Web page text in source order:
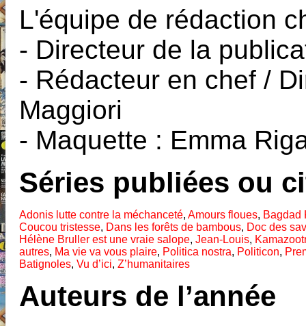
L'équipe de rédaction
- Directeur de la
- Rédacteur en chef /
Maggiori
- Maquette : Emma
Séries publiées ou
Adonis lutte contre la méchanceté, Amours floues, Bagdad
Coucou tristesse, Dans les forêts de bambous, Doc des
Hélène Bruller est une vraie salope, Jean-Louis,
autres, Ma vie va vous plaire, Politica nostra, Politicon,
Batignoles, Vu d’ici, Z’humanitaires
Auteurs de l’année